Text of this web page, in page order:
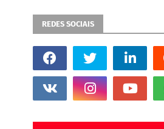
REDES SOCIAIS